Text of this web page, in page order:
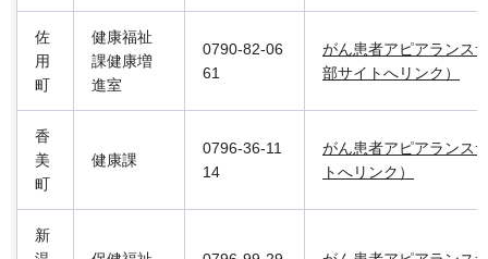
佐
用
町
健康福祉
課健康増
進室
0790-82-06
61
がん患者アピアランス
部サイトへリンク）
香
美
町
健康課
0796-36-11
14
がん患者アピアランス
トへリンク）
新